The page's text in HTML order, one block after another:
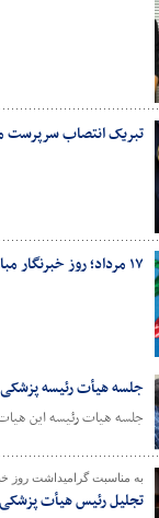
تبریک انتصاب سرپرست
۱۷ مرداد؛ روز خبرنگار مبارک
جلسه هیأت رئیسه
جلسه هیات رئیسه این هیات روز پنج شنبه ۱۵
به مناسبت گرامیداشت روز
تجلیل رئیس هیأت